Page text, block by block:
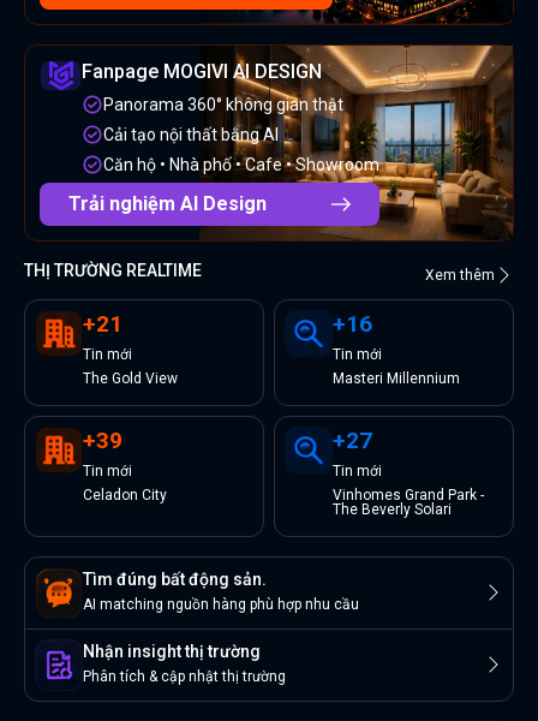
Fanpage MOGIVI AI DESIGN
Panorama 360° không gian thật
Cải tạo nội thất bằng AI
Căn hộ • Nhà phố • Cafe • Showroom
Trải nghiệm AI Design
THỊ TRƯỜNG REALTIME Xem thêm
+21
Tin mới
The Gold View
+16
Tin mới
Masteri Millennium
+39
Tin mới
Celadon City
+27
Tin mới
Vinhomes Grand Park -
The Beverly Solari
Tìm đúng bất động sản.
AI matching nguồn hàng phù hợp nhu cầu
Nhận insight thị trường
Phân tích & cập nhật thị trường